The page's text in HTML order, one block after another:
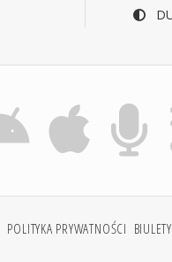
POLITYKA PRYWATNOŚCI